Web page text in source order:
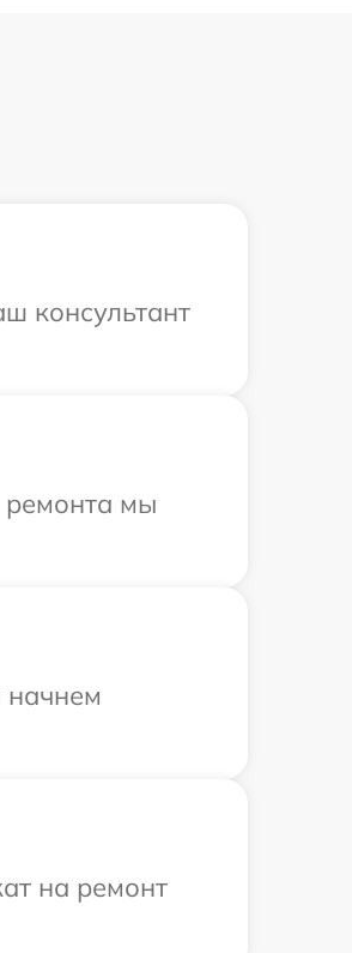
консультант
ремонта мы
начнем
на ремонт